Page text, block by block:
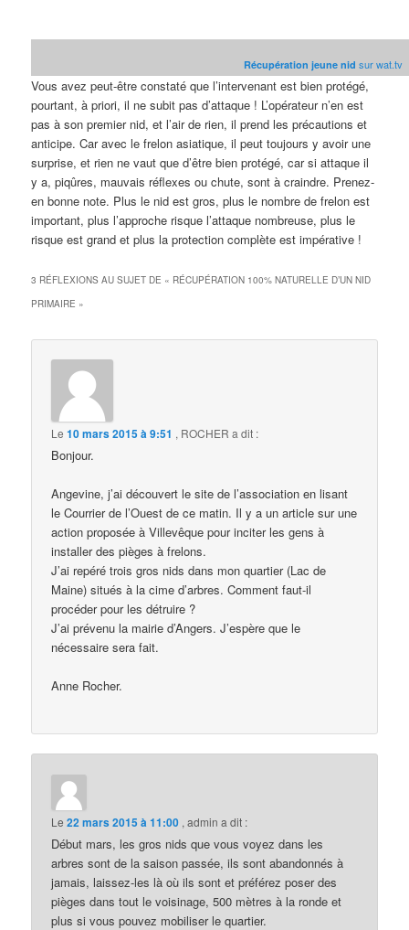
Récupération jeune nid sur wat.tv
Vous avez peut-être constaté que l’intervenant est bien protégé,
pourtant, à priori, il ne subit pas d’attaque ! L’opérateur n’en est
pas à son premier nid, et l’air de rien, il prend les précautions et
anticipe. Car avec le frelon asiatique, il peut toujours y avoir une
surprise, et rien ne vaut que d’être bien protégé, car si attaque il
y a, piqûres, mauvais réflexes ou chute, sont à craindre. Prenez-
en bonne note. Plus le nid est gros, plus le nombre de frelon est
important, plus l’approche risque l’attaque nombreuse, plus le
risque est grand et plus la protection complète est impérative !
3 RÉFLEXIONS AU SUJET DE « RÉCUPÉRATION 100% NATURELLE D’UN NID
PRIMAIRE »
Le10 mars 2015 à 9:51 , ROCHER a dit :
Bonjour.
Angevine, j’ai découvert le site de l’association en lisant
le Courrier de l’Ouest de ce matin. Il y a un article sur une
action proposée à Villevêque pour inciter les gens à
installer des pièges à frelons.
J’ai repéré trois gros nids dans mon quartier (Lac de
Maine) situés à la cime d’arbres. Comment faut-il
procéder pour les détruire ?
J’ai prévenu la mairie d’Angers. J’espère que le
nécessaire sera fait.
Anne Rocher.
Le22 mars 2015 à 11:00 ,admin a dit :
Début mars, les gros nids que vous voyez dans les
arbres sont de la saison passée, ils sont abandonnés à
jamais, laissez-les là où ils sont et préférez poser des
pièges dans tout le voisinage, 500 mètres à la ronde et
plus si vous pouvez mobiliser le quartier.